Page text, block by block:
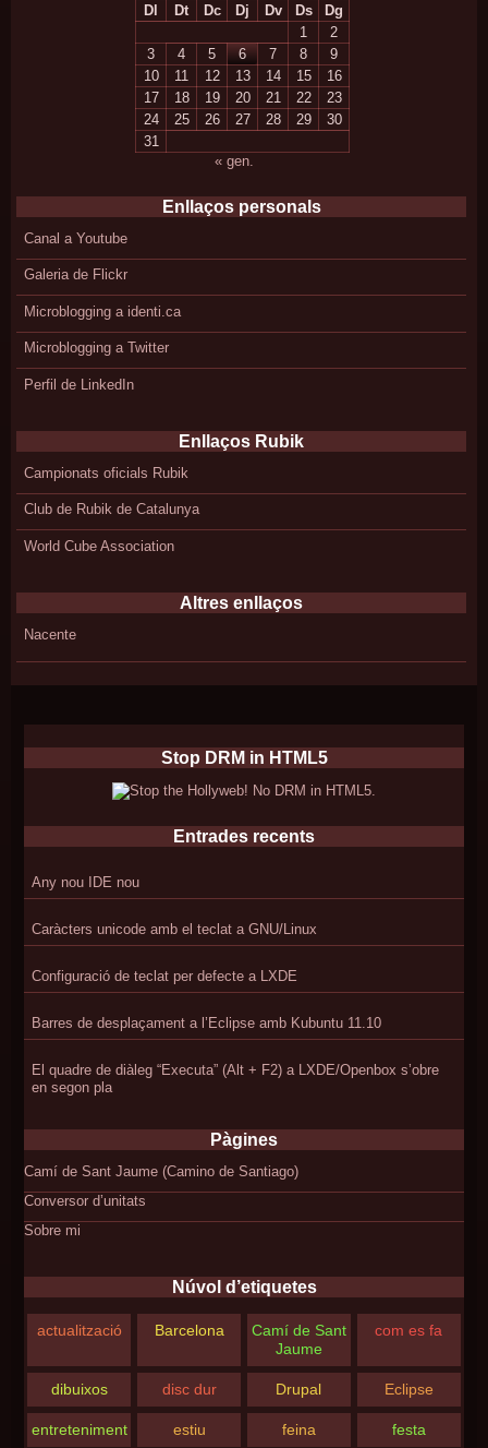
Dl Dt Dc Dj Dv Ds
Dg
1
2
3
4 5 6 7 8
9
10
11 12 13 14 15
16
17
18 19 20 21 22
23
24
25 26 27 28 29
30
31
« gen.
Enllaços personals
Canal a Youtube
Galeria de Flickr
Microblogging a identi.ca
Microblogging a Twitter
Perfil de LinkedIn
Enllaços Rubik
Campionats oficials Rubik
Club de Rubik de Catalunya
World Cube Association
Altres enllaços
Nacente
Stop DRM in HTML5
Entrades recents
Any nou IDE nou
Caràcters unicode amb el teclat a GNU/Linux
Configuració de teclat per defecte a LXDE
Barres de desplaçament a l’Eclipse amb Kubuntu 11.10
El quadre de diàleg “Executa” (Alt + F2) a LXDE/Openbox s’obre
en segon pla
Pàgines
Camí de Sant Jaume (Camino de Santiago)
Conversor d’unitats
Sobre mi
Núvol d’etiquetes
actualització Barcelona
Camí de Sant
Jaume
com es fa
dibuixos disc dur Drupal Eclipse
entreteniment estiu feina festa